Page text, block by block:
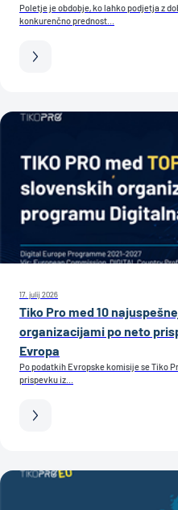
Poletje je obdobje, ko lahko podjetja z
konkurenčno prednost...
17. julij 2026
Tiko Pro med 10
organizacijami po neto
Evropa
Po podatkih Evropske komisije se Tiko
prispevku iz...